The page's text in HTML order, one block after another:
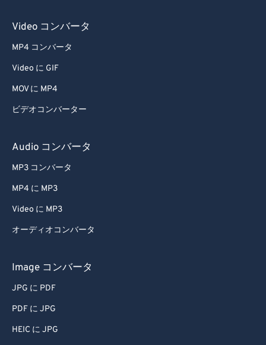
Video コンバータ
MP4 コンバータ
Video に GIF
MOV に MP4
ビデオコンバーター
Audio コンバータ
MP3 コンバータ
MP4 に MP3
Video に MP3
オーディオコンバータ
Image コンバータ
JPG に PDF
PDF に JPG
HEIC に JPG